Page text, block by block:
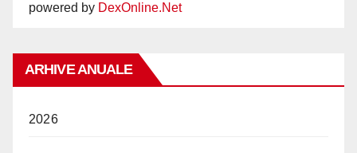
powered by DexOnline.Net
ARHIVE ANUALE
2026